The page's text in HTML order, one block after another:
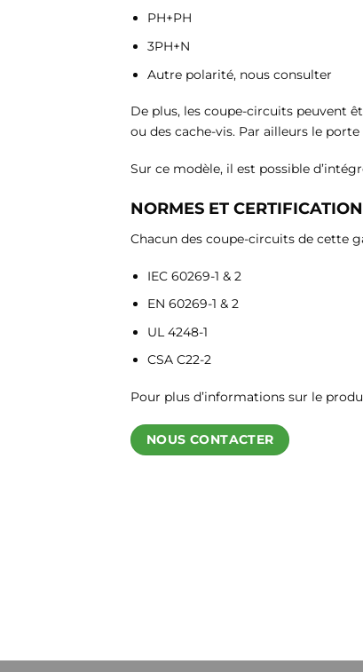
PH+PH
3PH+N
Autre polarité, nous consulter
De plus, les coupe-circuits peuvent
ou des cache-vis. Par ailleurs le
Sur ce modèle, il est possible
NORMES ET
Chacun des coupe-circuits de cette
IEC 60269-1 & 2
EN 60269-1 & 2
UL 4248-1
CSA C22-2
Pour plus d’informations sur le
NOUS CONTACTER